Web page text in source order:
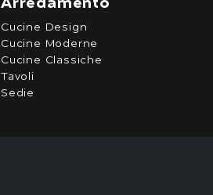
Arredamento
Cucine Design
Cucine Moderne
Cucine Classiche
Tavoli
Sedie